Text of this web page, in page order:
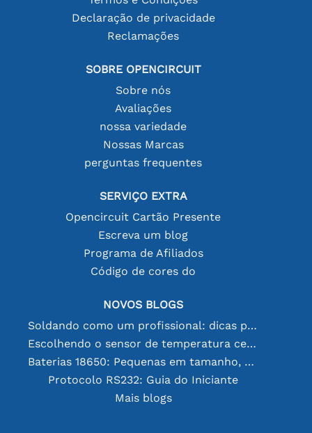
Declaração de privacidade
Reclamações
SOBRE OPENCIRCUIT
Sobre nós
Avaliações
nossa variedade
Nossas Marcas
perguntas frequentes
SERVIÇO EXTRA
Opencircuit Cartão Presente
Escreva um blog
Programa de Afiliados
Código de cores do
NOVOS BLOGS
Soldando como um profissional: dicas para conexões eletrônicas perfeitas
Escolhendo o sensor de temperatura certo [youtube]
Baterias 18650: Pequenas em tamanho, grandes em desempenho
Protocolo RS232: Guia do Iniciante
Mais blogs